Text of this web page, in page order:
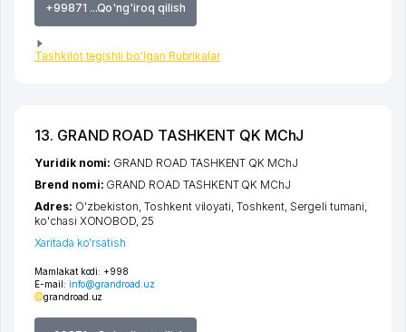
+99871 ...Qo'ng'iroq qilish
Tashkilot tegishli bo'lgan Rubrikalar
13. GRAND ROAD TASHKENT QK MChJ
Mamlakat kodi: +998
E-mail: info@grandroad.uz
grandroad.uz
Yuridik nomi: GRAND ROAD TASHKENT QK MChJ
Brend nomi: GRAND ROAD TASHKENT QK MChJ
Adres: O'zbekiston,Toshkent viloyati ,Toshkent, Sergeli tumani
ko'chasi XONOBOD , 25
Xaritada ko'rsatish